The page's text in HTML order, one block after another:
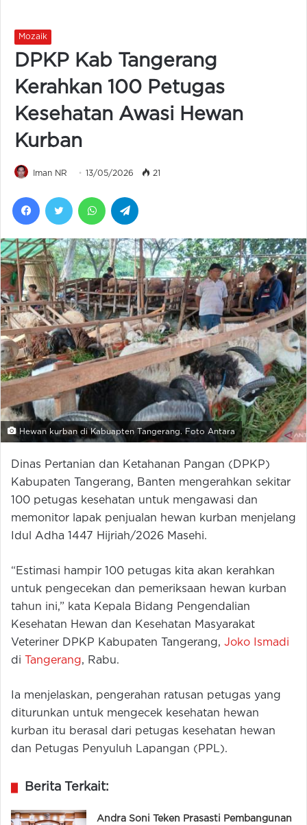
Mozaik
DPKP Kab Tangerang
Kerahkan 100 Petugas
Kesehatan Awasi Hewan
Kurban
Iman NR 13/05/2026 21
FacebookTwitter WhatsApp
Hewan kurban di Kabuapten Tangerang. Foto Antara
Dinas Pertanian dan Ketahanan Pangan (DPKP)
Kabupaten Tangerang, Banten mengerahkan sekitar
100 petugas kesehatan untuk mengawasi dan
memonitor lapak penjualan hewan kurban menjelang
Idul Adha 1447 Hijriah/2026 Masehi.
“Estimasi hampir 100 petugas kita akan kerahkan
untuk pengecekan dan pemeriksaan hewan kurban
tahun ini,” kata Kepala Bidang Pengendalian
Kesehatan Hewan dan Kesehatan Masyarakat
Veteriner DPKP Kabupaten Tangerang, Joko Ismadi
di
Tangerang, Rabu.
Ia menjelaskan, pengerahan ratusan petugas yang
diturunkan untuk mengecek kesehatan hewan
kurban itu berasal dari petugas kesehatan hewan
dan Petugas Penyuluh Lapangan (PPL).
Berita Terkait:
Andra Soni Teken Prasasti Pembangunan